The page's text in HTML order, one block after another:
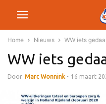
Home Nieuws WW iets
WW iets
Door Marc Wonnink - 16 maart